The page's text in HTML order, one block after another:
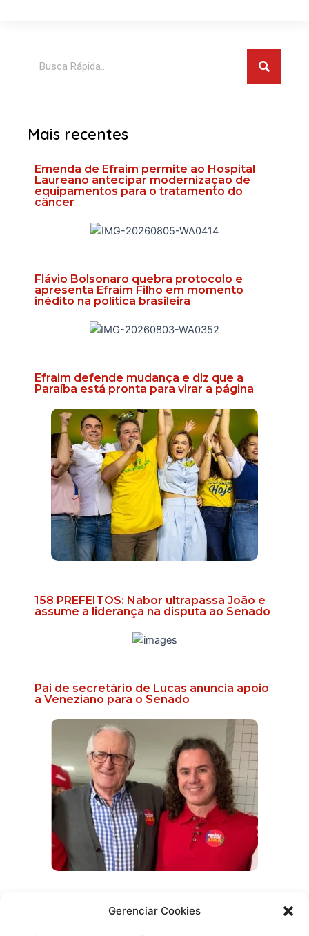
Gerenciar Cookies
Mais recentes
Emenda de Efraim permite ao Hospital
Laureano antecipar modernização de
equipamentos para o tratamento do
câncer
Flávio Bolsonaro quebra protocolo e
apresenta Efraim Filho em momento
inédito na política brasileira
Efraim defende mudança e diz que a
Paraíba está pronta para virar a página
158 PREFEITOS: Nabor ultrapassa João e
assume a liderança na disputa ao Senado
Pai de secretário de Lucas anuncia apoio
a Veneziano para o Senado
Efraim promete reabrir delegacias e